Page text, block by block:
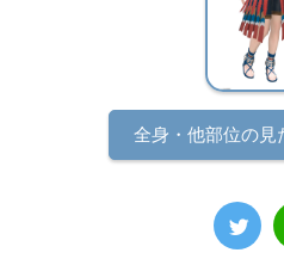
全身・他部位の見